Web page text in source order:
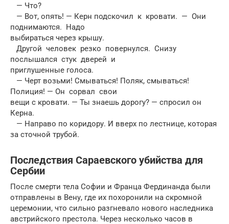
— Что?
— Вот, опять! — Керн подскочил к кровати. — Они
поднимаются. Надо
выбираться через крышу.
Другой человек резко повернулся. Снизу
послышался стук дверей и
приглушенные голоса.
— Черт возьми! Смываться! Поляк, смываться!
Полиция! — Он сорвал свои
вещи с кровати. — Ты знаешь дорогу? — спросил он
Керна.
— Направо по коридору. И вверх по лестнице, которая
за сточной трубой.
Последствия Сараевского убийства для
Сербии
После смерти тела Софии и Франца Фердинанда были
отправлены в Вену, где их похоронили на скромной
церемонии, что сильно разгневало нового наследника
австрийского престола. Через несколько часов в